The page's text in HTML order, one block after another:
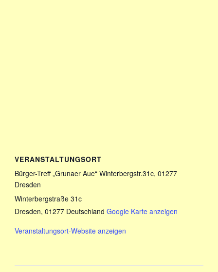
VERANSTALTUNGSORT
Bürger-Treff „Grunaer Aue“ Winterbergstr.31c, 01277
Dresden
Winterbergstraße 31c
Dresden, 01277 Deutschland Google Karte anzeigen
Veranstaltungsort-Website anzeigen